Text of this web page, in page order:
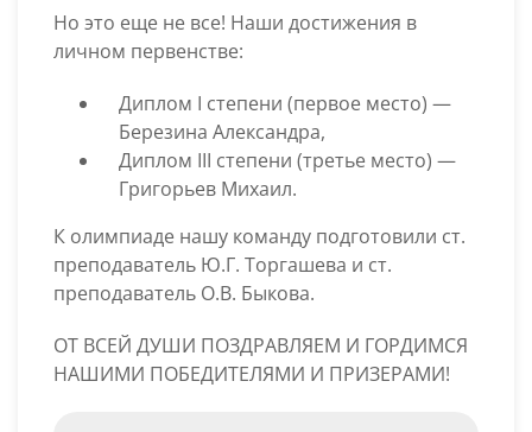
Но это еще не все! Наши достижения в
личном первенстве:
Диплом I степени (первое место) —
Березина Александра,
Диплом III степени (третье место) —
Григорьев Михаил.
К олимпиаде нашу команду подготовили ст.
преподаватель Ю.Г. Торгашева и ст.
преподаватель О.В. Быкова.
ОТ ВСЕЙ ДУШИ ПОЗДРАВЛЯЕМ И ГОРДИМСЯ
НАШИМИ ПОБЕДИТЕЛЯМИ И ПРИЗЕРАМИ!